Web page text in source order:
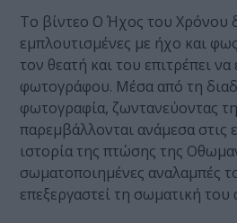
Το βίντεο Ο Ήχος του Χρόνου
εμπλουτισμένες με ήχο και
τον θεατή και του επιτρέπει
φωτογράφου. Μέσα από τη
φωτογραφία, ζωντανεύοντας
παρεμβάλλονται ανάμεσα στις
ιστορία της πτώσης της
σωματοποιημένες αναλαμπές
επεξεργαστεί τη σωματική